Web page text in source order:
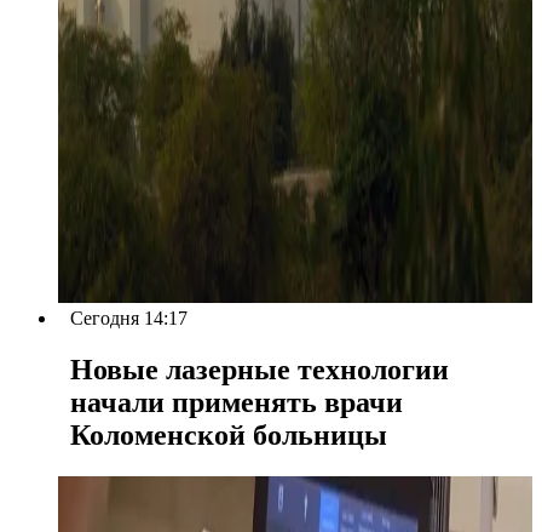
Сегодня 14:17
Новые лазерные технологии
начали применять врачи
Коломенской больницы